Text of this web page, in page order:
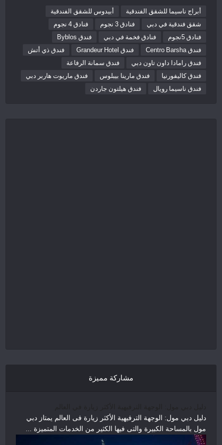
أبراج ناسيما للشقق الفندقية
أبيدوس للشقق الفندقية
شقق فندقية في دبي
فنادق 3 نجوم
فنادق 4 نجوم
فنادق 5نجوم
فنادق فخمة في دبي
فندق Byblos
فندق Centro Barsha
فندق Grandeur Hotel
فندق ذي أتش
فندق رامادا داون تاون دبي
فندق سمانة الرفاعة
فندق كاليفورنيا
فندق مارينا بيبلوس
فندق ماريوت هاربر دبي
فندق ناسيما رويال
فندق هيلتون جاردن
مشاركة مميزة
دليل دبي مول: الوجهة الترفيهية الأكثر زيارة فى العالم يمتاز دبي
مول بالمساحة الكبيرة والتى فيها الكثير من الخدمات المتميزة ...